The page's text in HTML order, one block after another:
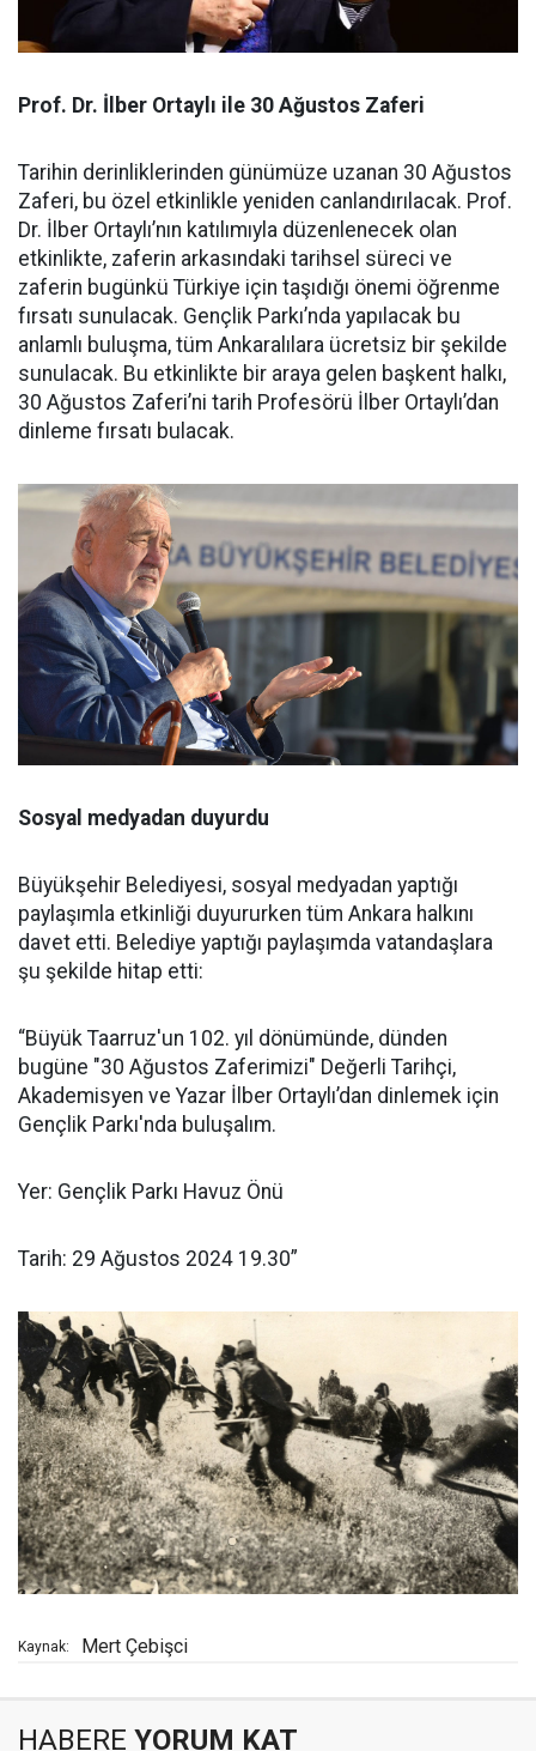
Prof. Dr. İlber Ortaylı ile 30 Ağustos Zaferi
Tarihin derinliklerinden günümüze uzanan 30 Ağustos
Zaferi, bu özel etkinlikle yeniden canlandırılacak. Prof.
Dr. İlber Ortaylı’nın katılımıyla düzenlenecek olan
etkinlikte, zaferin arkasındaki tarihsel süreci ve
zaferin bugünkü Türkiye için taşıdığı önemi öğrenme
fırsatı sunulacak. Gençlik Parkı’nda yapılacak bu
anlamlı buluşma, tüm Ankaralılara ücretsiz bir şekilde
sunulacak. Bu etkinlikte bir araya gelen başkent halkı,
30 Ağustos Zaferi’ni tarih Profesörü İlber Ortaylı’dan
dinleme fırsatı bulacak.
Sosyal medyadan duyurdu
Büyükşehir Belediyesi, sosyal medyadan yaptığı
paylaşımla etkinliği duyururken tüm Ankara halkını
davet etti. Belediye yaptığı paylaşımda vatandaşlara
şu şekilde hitap etti:
“Büyük Taarruz'un 102. yıl dönümünde, dünden
bugüne "30 Ağustos Zaferimizi" Değerli Tarihçi,
Akademisyen ve Yazar İlber Ortaylı’dan dinlemek için
Gençlik Parkı'nda buluşalım.
Yer: Gençlik Parkı Havuz Önü
Tarih: 29 Ağustos 2024 19.30”
Kaynak: Mert Çebişci
HABERE YORUM KAT